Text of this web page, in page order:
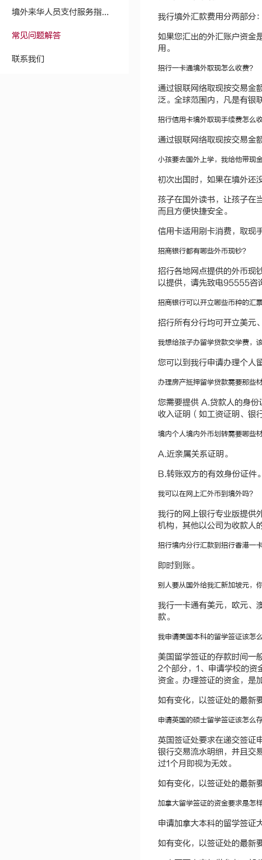
境外来华人员支付服务指...
常见问题解答
联系我们
我行境外汇款费用分两部
如果您汇出的外汇账户资金
用。
招行一卡通境外取现怎么收费？
通过银联网络取现按交易金
泛。全球范围内，凡是有银
招行信用卡境外取现手续费怎么
通过银联网络取现按交易
小孩要去国外上学，我给他带现
初次出国时，如果在境外还
孩子在国外读书，让孩子在
而且方便快捷安全。
信用卡适用刷卡消费，取现
招商银行都有哪些外币现钞？
招行各地网点提供的外币现
以提供，请先致电95555咨
招商银行可以开立哪些币种的汇
招行所有分行均可开立美元
我想给孩子办留学贷款交学费，
您可以到我行申请办理个人
办理房产抵押留学贷款需要那些
您需要提供 A.贷款人的身
收入证明（如工资证明、银
境内个人境内外币划转需要哪些
A.近亲属关系证明。
B.转账双方的有效身份证件
我可以在网上汇外币到境外吗？
我行的网上银行专业版提供
机构，其他以公司为收款人
招行境内分行汇款到招行香港一
即时到账。
别人要从国外给我汇新加坡元，
我行一卡通有美元，欧元、
款。
我申请美国本科的留学签证该怎
美国留学签证的存款时间一
2个部分，1、申请学校的资
资金。办理签证的资金，是
如有变化，以签证处的最新
申请英国的硕士留学签证该怎么
英国签证处要求在递交签证
银行交易流水明细，并且交
过1个月即视为无效。
如有变化，以签证处的最新
加拿大留学签证的资金要求是怎
申请加拿大本科的留学签证
如有变化，以签证处的最新